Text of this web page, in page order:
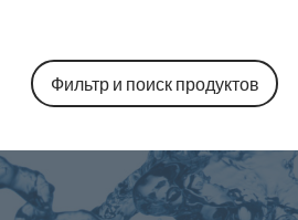
Фильтр и поиск продуктов